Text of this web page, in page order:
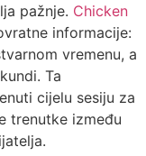
pažnje. Chicken
informacije:
vremenu, a
Ta
cijelu sesiju za
trenutke između